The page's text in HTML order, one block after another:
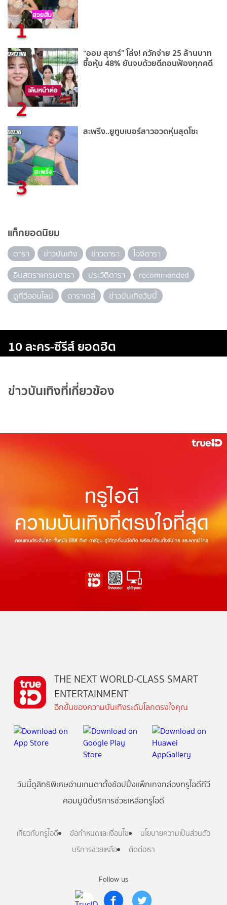
1
2
“ออม สุชาร์” โล่ง! ควักจ่าย 25 ล้านบาท
ซื้อหุ้น 48% ยันจบด้วยดีถอนฟ้องทุกคดี
3
สะพรึง..ยูทูบเบอร์สาวอวดหุ่นสุดโซะ
แท็กยอดนิยม
ดารา ข่าวบันเทิง ข่าวดารา
ไอจีดารา
อินสตราแกรมดารา
ประวัติดารา
recommended
ดูทีวีออนไลน์
ดาราเดลี่ ข่าวบันเทิงวันนี้
10 ละคร-ซีรีส์ ยอดฮิต
ข่าวบันเทิงที่เกี่ยวข้อง
Follow us
THE NEXT WORLD-CLASS SMART
ENTERTAINMENT
อีกขั้นของความบันเทิงระดับโลกตรงใจคุณ
วันนี้ดูสิทธิพิเศษอ่านเกมตาตั้งช้อปปิ้งแพ็กเกจกล่องทรูไอดีทีวี
คอมมูนิตี้บริการช่วยเหลือทรูไอดี
เกี่ยวกับทรูไอดี ข้อกำหนดและเงื่อนไข
นโยบายความเป็นส่วนตัว
บริการช่วยเหลือ
ติดต่อเรา